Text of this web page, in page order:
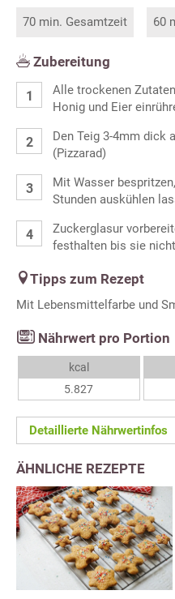
70 min. Gesamtzeit 60
Zubereitung
Alle trockenen
Honig und Eier
Den Teig 3-4mm dick
(Pizzarad)
Mit Wasser
Stunden auskühlen
Zuckerglasur
festhalten bis sie
Tipps zum Rezept
Mit Lebensmittelfarbe und
Nährwert pro Portion
kcal
5.827
Detaillierte Nährwertinfos
ÄHNLICHE REZEPTE